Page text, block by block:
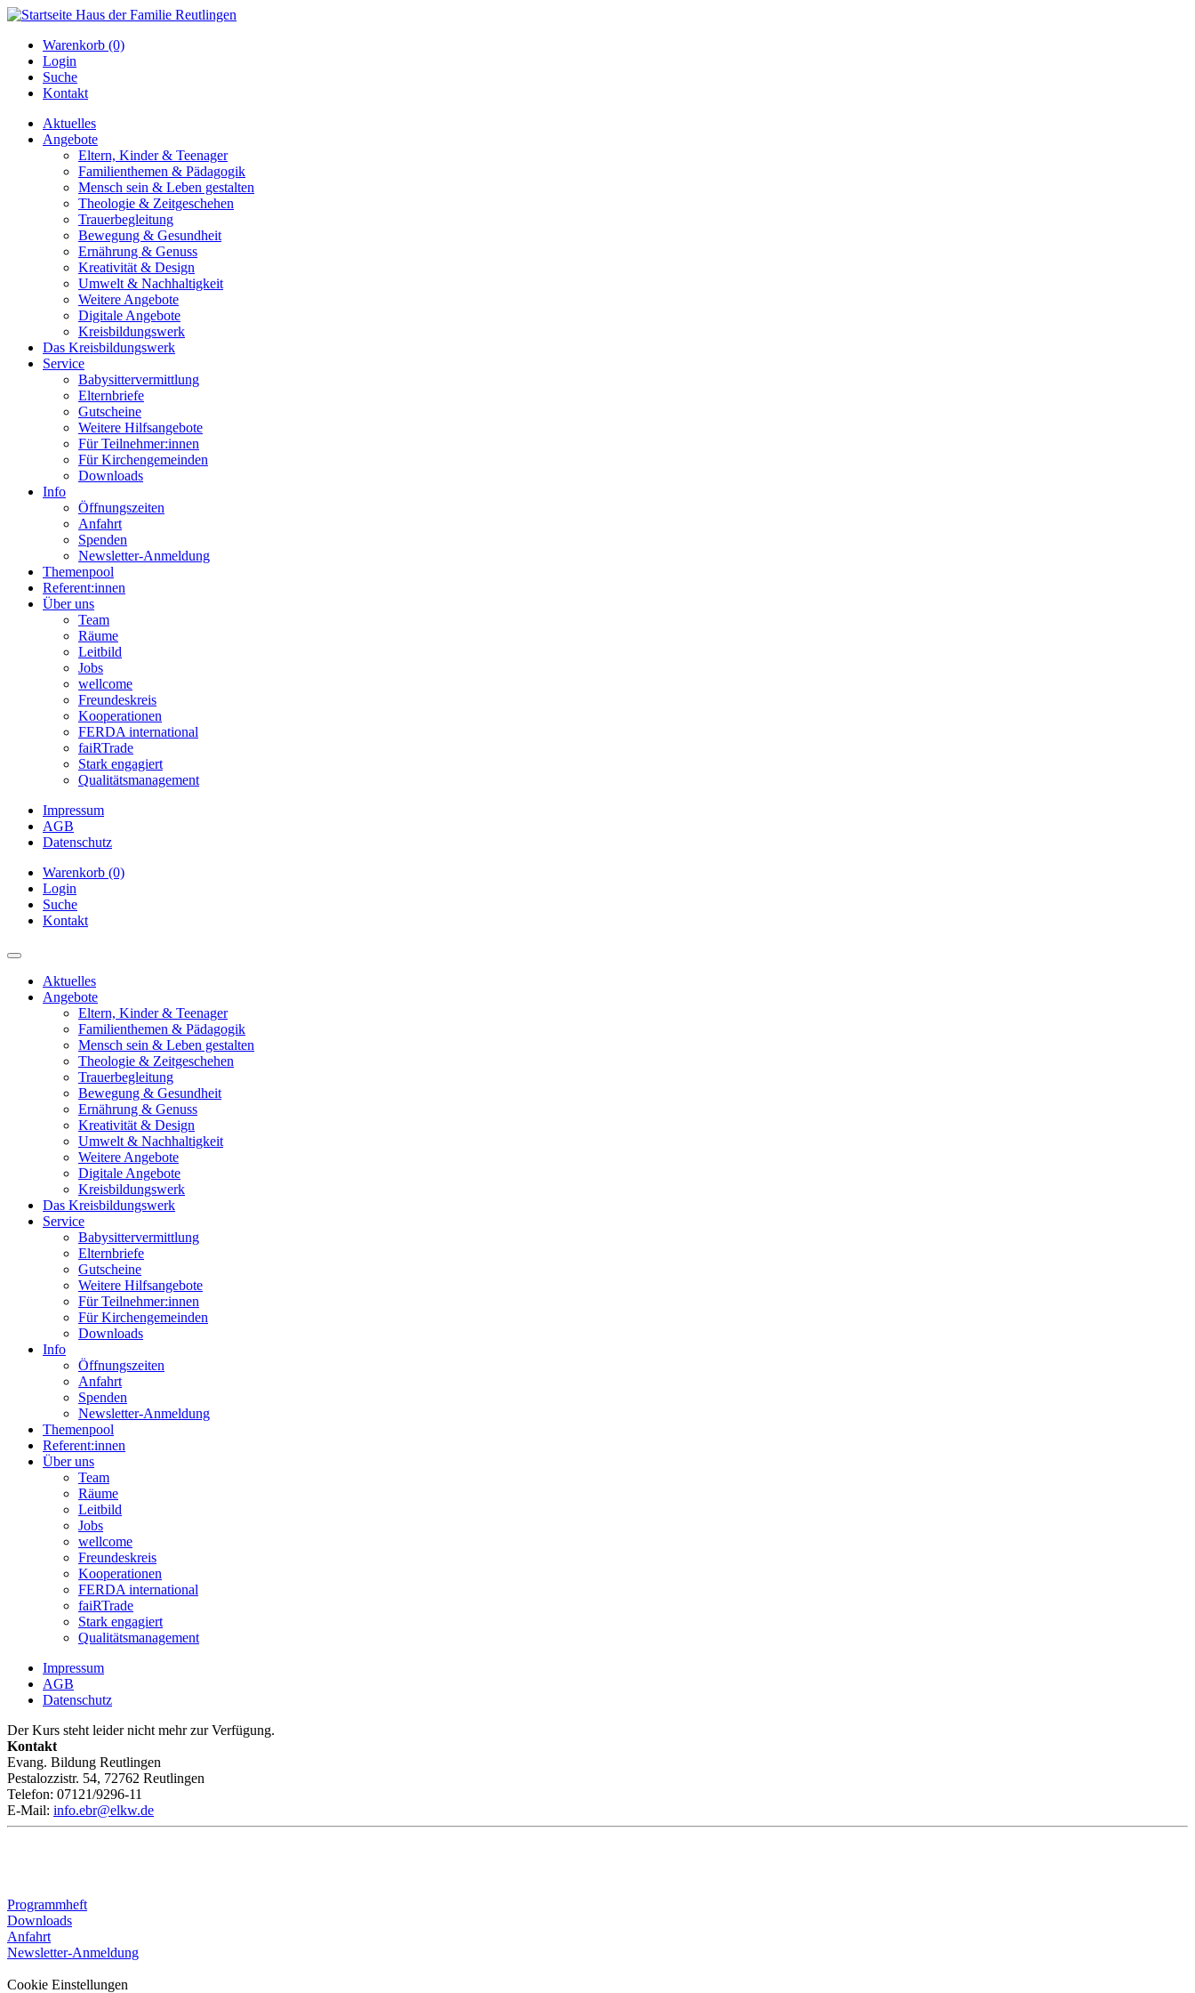
Warenkorb (0)
Login
Suche
Kontakt
Aktuelles
Angebote
Eltern, Kinder & Teenager
Familienthemen & Pädagogik
Mensch sein & Leben gestalten
Theologie & Zeitgeschehen
Trauerbegleitung
Bewegung & Gesundheit
Ernährung & Genuss
Kreativität & Design
Umwelt & Nachhaltigkeit
Weitere Angebote
Digitale Angebote
Kreisbildungswerk
Das Kreisbildungswerk
Service
Babysittervermittlung
Elternbriefe
Gutscheine
Weitere Hilfsangebote
Für Teilnehmer:innen
Für Kirchengemeinden
Downloads
Info
Öffnungszeiten
Anfahrt
Spenden
Newsletter-Anmeldung
Themenpool
Referent:innen
Über uns
Team
Räume
Leitbild
Jobs
wellcome
Freundeskreis
Kooperationen
FERDA international
faiRTrade
Stark engagiert
Qualitätsmanagement
Impressum
AGB
Datenschutz
Warenkorb (0)
Login
Suche
Kontakt
Aktuelles
Angebote
Eltern, Kinder & Teenager
Familienthemen & Pädagogik
Mensch sein & Leben gestalten
Theologie & Zeitgeschehen
Trauerbegleitung
Bewegung & Gesundheit
Ernährung & Genuss
Kreativität & Design
Umwelt & Nachhaltigkeit
Weitere Angebote
Digitale Angebote
Kreisbildungswerk
Das Kreisbildungswerk
Service
Babysittervermittlung
Elternbriefe
Gutscheine
Weitere Hilfsangebote
Für Teilnehmer:innen
Für Kirchengemeinden
Downloads
Info
Öffnungszeiten
Anfahrt
Spenden
Newsletter-Anmeldung
Themenpool
Referent:innen
Über uns
Team
Räume
Leitbild
Jobs
wellcome
Freundeskreis
Kooperationen
FERDA international
faiRTrade
Stark engagiert
Qualitätsmanagement
Impressum
AGB
Datenschutz
Der Kurs steht leider nicht mehr zur Verfügung.
Kontakt
Evang. Bildung Reutlingen
Pestalozzistr. 54, 72762 Reutlingen
Telefon: 07121/9296-11
E-Mail: info.ebr@elkw.de
Programmheft
Downloads
Anfahrt
Newsletter-Anmeldung
Cookie Einstellungen